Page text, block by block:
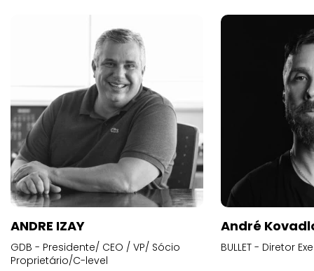
ANDRE IZAY
GDB - Presidente/ CEO / VP/ Sócio
Proprietário/C-level
André
BULLET - Diretor